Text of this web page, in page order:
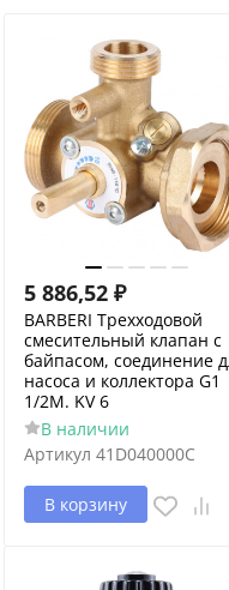
5 886,52 ₽
BARBERI Трехходовой
смесительный клапан с
байпасом, соединение
насоса и коллектора G1
1/2M. KV 6
В наличии
Артикул 41D040000C
В корзину